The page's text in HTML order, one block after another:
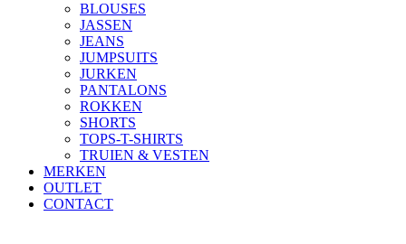
BLOUSES
JASSEN
JEANS
JUMPSUITS
JURKEN
PANTALONS
ROKKEN
SHORTS
TOPS-T-SHIRTS
TRUIEN & VESTEN
MERKEN
OUTLET
CONTACT